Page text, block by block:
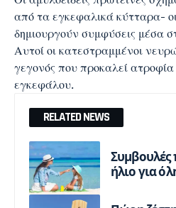
από τα εγκεφαλικά κύτταρα-
δημιουργούν συμφύσεις μέσα
Αυτοί οι κατεστραμμένοι
γεγονός που προκαλεί
εγκεφάλου.
RELATED NEWS
Συμβουλές
ήλιο για